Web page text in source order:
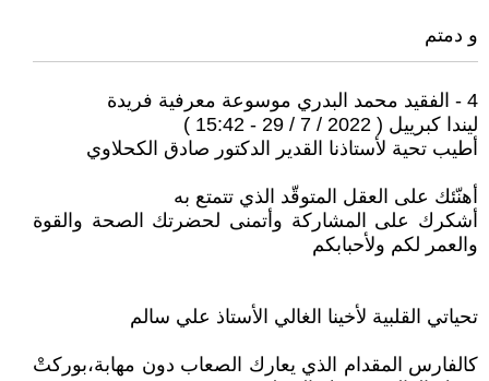
و دمتم
4 - الفقيد محمد البدري موسوعة معرفية فريدة
ليندا كبرييل ( 2022 / 7 / 29 - 15:42 )
أطيب تحية لأستاذنا القدير الدكتور صادق الكحلاوي
أهنّئك على العقل المتوقّد الذي تتمتع به
أشكرك على المشاركة وأتمنى لحضرتك الصحة والقوة
والعمر لكم ولأحبابكم
تحياتي القلبية لأخينا الغالي الأستاذ علي سالم
كالفارس المقدام الذي يعارك الصعاب دون مهابة،بوركتْ